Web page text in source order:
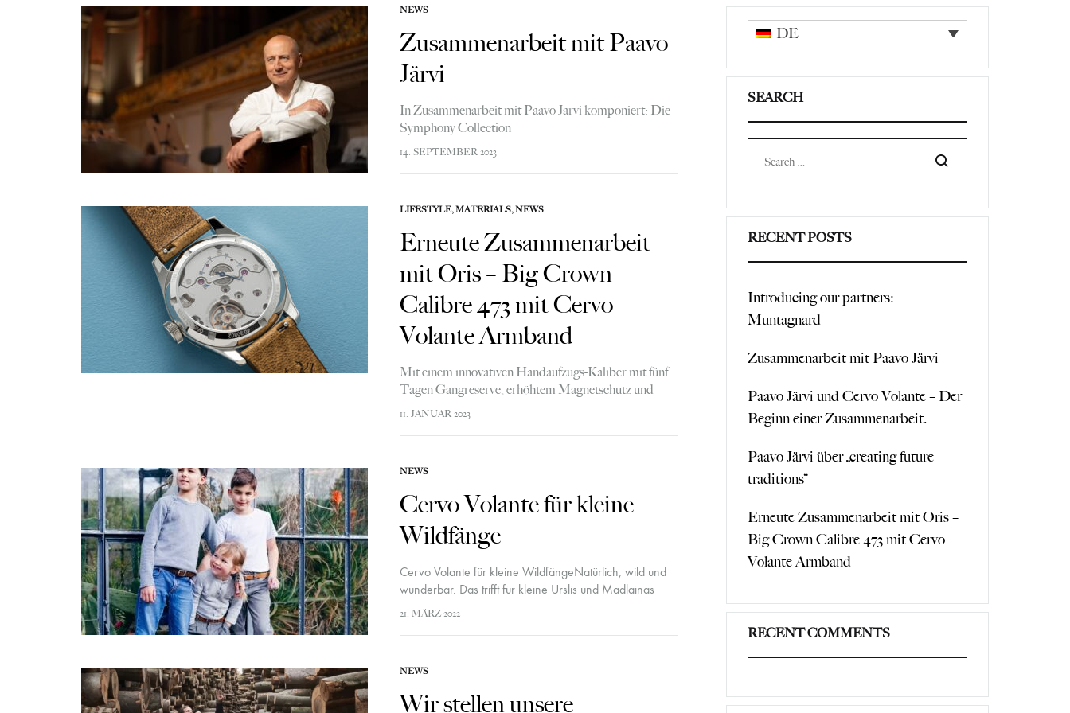
NEWS
Zusammenarbeit mit Paavo
Järvi
In Zusammenarbeit mit Paavo Järvi komponiert: Die
Symphony Collection
14. SEPTEMBER 2023
LIFESTYLE,MATERIALS,NEWS
Erneute Zusammenarbeit
mit Oris – Big Crown
Calibre 473 mit Cervo
Volante Armband
Mit einem innovativen Handaufzugs-Kaliber mit fünf
Tagen Gangreserve, erhöhtem Magnetschutz und
zehnjähriger Garantie schreitet die Oris-
Kaliberentwicklung zügig voran. Mit von der Partie
11. JANUAR 2023
NEWS
Cervo Volante für kleine
Wildfänge
Cervo Volante für kleine WildfängeNatürlich, wild und
wunderbar. Das trifft für kleine Urslis und Madlainas
genau so zu wie für Cervo Volantes neue Kinderlinie.
21. MÄRZ 2022
NEWS
Wir stellen unsere
DE
SEARCH
Search
RECENT POSTS
Introducing our partners:
Muntagnard
Zusammenarbeit mit Paavo Järvi
Paavo Järvi und Cervo Volante – Der
Beginn einer Zusammenarbeit.
Paavo Järvi über „creating future
traditions“
Erneute Zusammenarbeit mit Oris –
Big Crown Calibre 473 mit Cervo
Volante Armband
RECENT COMMENTS